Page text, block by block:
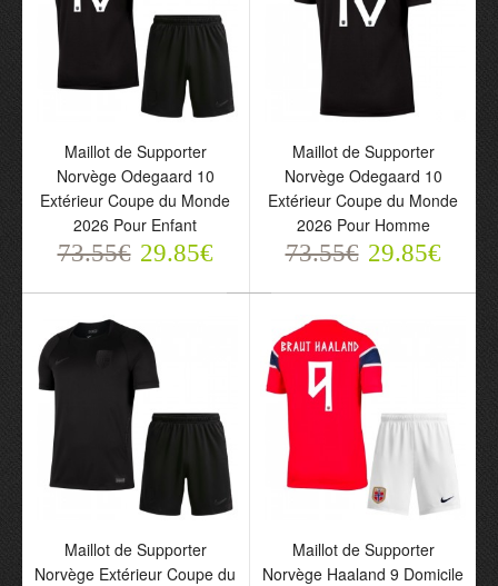
Maillot de Supporter
Extérieur Coupe du
Monde 2026 Pour
Homme
73.55€
Maillot de Supporter
Extérieur Coupe du
Monde 2026 Pour
Homme
73.55€ 29.85€
Maillot de Supporter
Norvège Odegaard 10
Extérieur Coupe du Monde
2026 Pour Enfant
73.55€ 29.85€
Maillot de Supporter
Norvège Odegaard 10
Extérieur Coupe du Monde
2026 Pour Homme
73.55€ 29.85€
Maillot de Supporter
Norvège Extérieur Coupe du
Maillot de Supporter
Norvège Haaland 9 Domicile